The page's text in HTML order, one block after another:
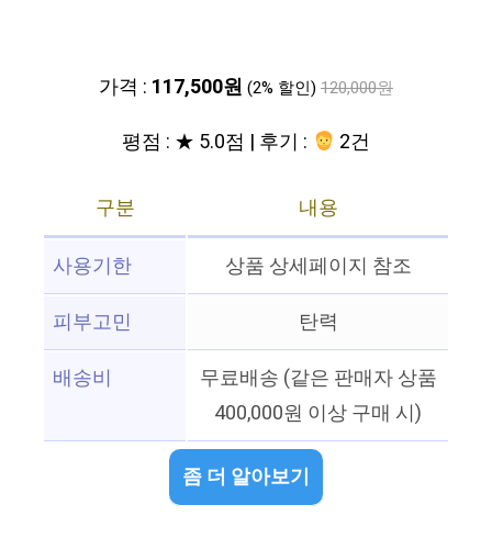
가격 : 117,500원 (2% 할인) 120,000원
평점 : ★ 5.0점 | 후기 : 2건
구분
내용
사용기한
상품 상세페이지 참조
피부고민
탄력
배송비
무료배송 (같은 판매자 상품
400,000원 이상 구매 시)
좀 더 알아보기